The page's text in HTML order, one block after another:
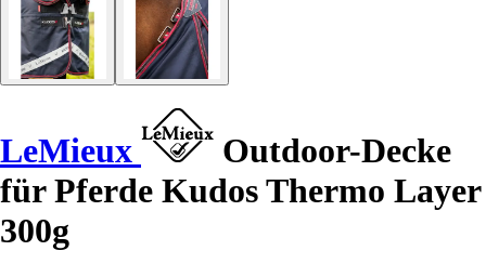
LeMieux
Outdoor-Decke
für Pferde Kudos Thermo Layer
300g